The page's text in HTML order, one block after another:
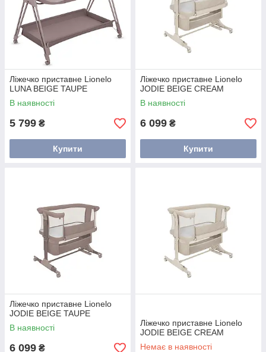
Ліжечко приставне Lionelo
LUNA BEIGE TAUPE
В наявності
5 799 ₴
Купити
Ліжечко приставне Lionelo
JODIE BEIGE CREAM
В наявності
6 099 ₴
Купити
Ліжечко приставне Lionelo
JODIE BEIGE TAUPE
В наявності
6 099 ₴
Ліжечко приставне Lionelo
JODIE BEIGE CREAM
Немає в наявності